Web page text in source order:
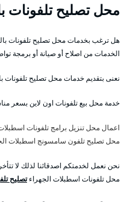
محل تصليح تلفونات
هل ترغب بخدمات محل تصليح تلفونات
الخدمات من اصلاح أو صيانة أو برمجة
نعنى بتقديم خدمات محل تصليح تلفونات
خدمة محل بيع تلفونات اون لاين بسعر
اعمال محل تنزيل برامج تلفونات
محل تصليح تلفون سامسونج اسطبلات
نحن نعمل لخدمتكم اصدقائنا لذلك لا
محل تلفونات اسطبلات الجهراءتصليح